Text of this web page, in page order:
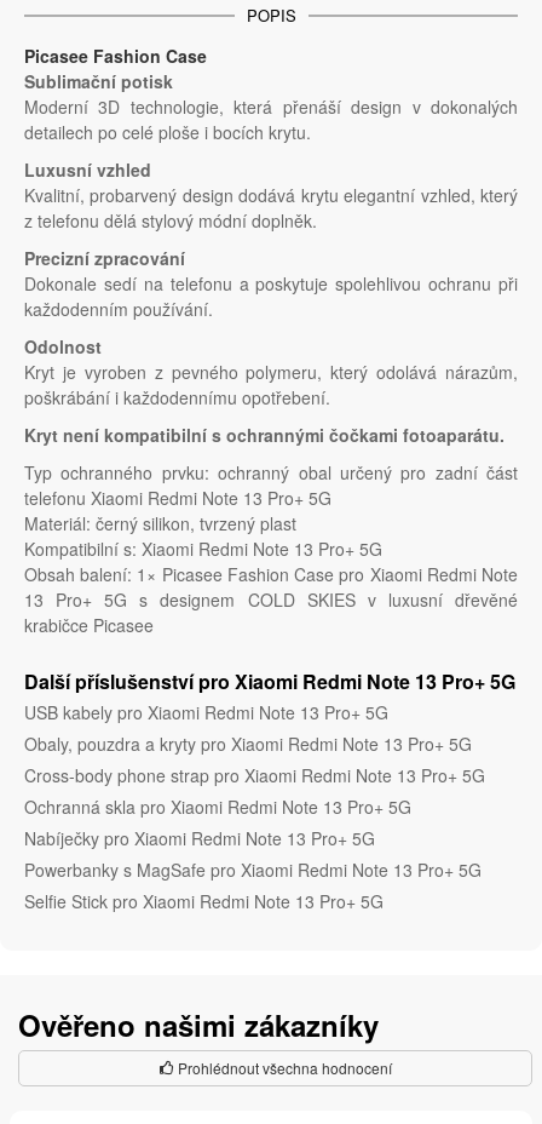
POPIS
Picasee Fashion Case
Sublimační potisk
Moderní 3D technologie, která přenáší design v dokonalých
detailech po celé ploše i bocích krytu.
Luxusní vzhled
Kvalitní, probarvený design dodává krytu elegantní vzhled, který
z telefonu dělá stylový módní doplněk.
Precizní zpracování
Dokonale sedí na telefonu a poskytuje spolehlivou ochranu při
každodenním používání.
Odolnost
Kryt je vyroben z pevného polymeru, který odolává nárazům,
poškrábání i každodennímu opotřebení.
Kryt není kompatibilní s ochrannými čočkami fotoaparátu.
Typ ochranného prvku: ochranný obal určený pro zadní část
telefonu Xiaomi Redmi Note 13 Pro+ 5G
Materiál: černý silikon, tvrzený plast
Kompatibilní s: Xiaomi Redmi Note 13 Pro+ 5G
Obsah balení: 1× Picasee Fashion Case pro Xiaomi Redmi Note
13 Pro+ 5G s designem COLD SKIES v luxusní dřevěné
krabičce Picasee
Další příslušenství pro Xiaomi Redmi Note 13 Pro+ 5G
USB kabely pro Xiaomi Redmi Note 13 Pro+ 5G
Obaly, pouzdra a kryty pro Xiaomi Redmi Note 13 Pro+ 5G
Cross-body phone strap pro Xiaomi Redmi Note 13 Pro+ 5G
Ochranná skla pro Xiaomi Redmi Note 13 Pro+ 5G
Nabíječky pro Xiaomi Redmi Note 13 Pro+ 5G
Powerbanky s MagSafe pro Xiaomi Redmi Note 13 Pro+ 5G
Selfie Stick pro Xiaomi Redmi Note 13 Pro+ 5G
Ověřeno našimi zákazníky
Prohlédnout všechna hodnocení